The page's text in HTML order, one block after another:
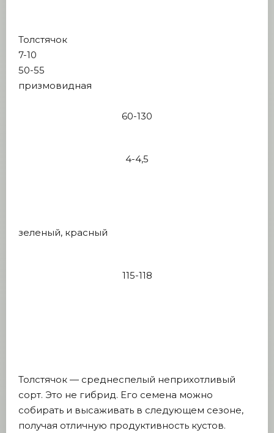
Толстячок
7-10
50-55
призмовидная
60-130
4-4,5
зеленый, красный
115-118
Толстячок — среднеспелый неприхотливый
сорт. Это не гибрид. Его семена можно
собирать и высаживать в следующем сезоне,
получая отличную продуктивность кустов.